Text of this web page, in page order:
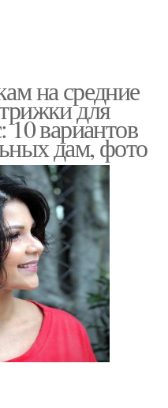
на средние
для
вариантов
дам, фото